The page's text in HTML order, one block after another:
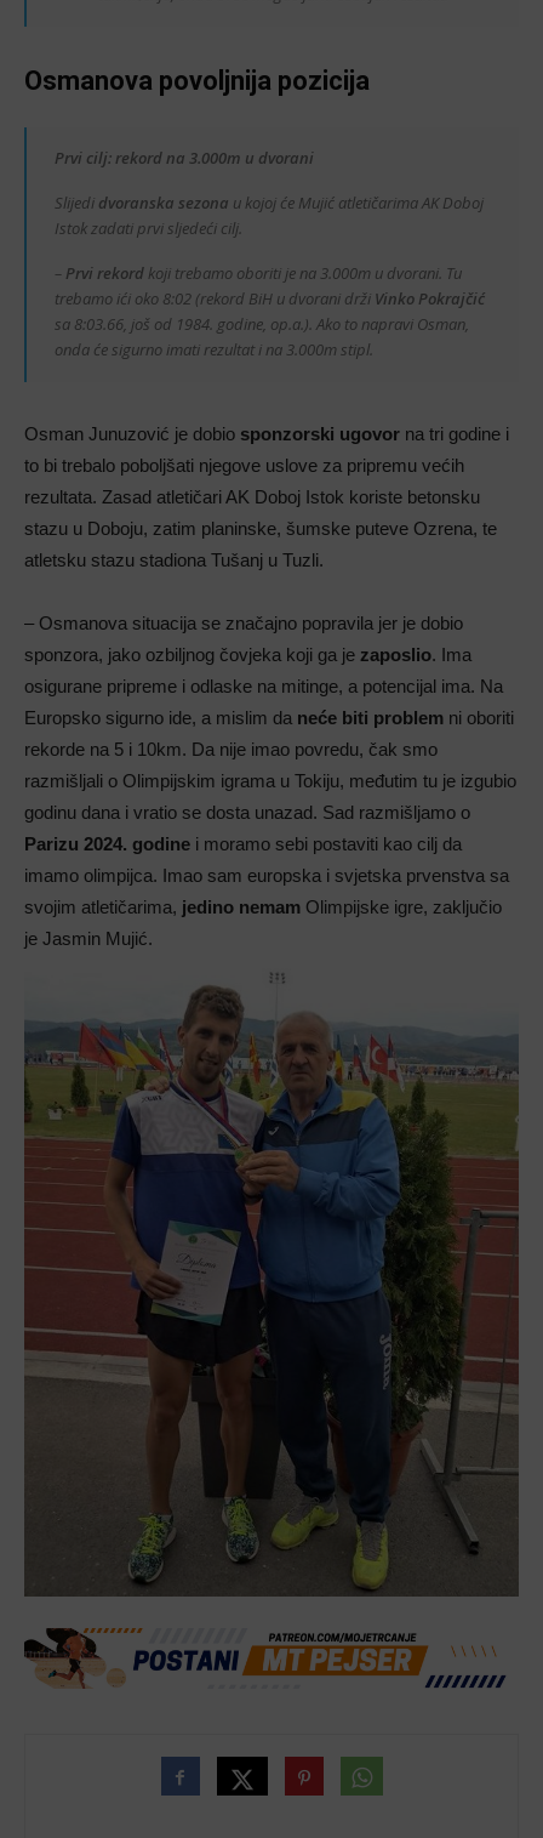
Osmanova povoljnija pozicija
Prvi cilj: rekord na 3.000m u dvorani
Slijedi dvoranska sezona u kojoj će Mujić atletičarima AK Doboj
Istok zadati prvi sljedeći cilj.
– Prvi rekord koji trebamo oboriti je na 3.000m u dvorani. Tu
trebamo ići oko 8:02 (rekord BiH u dvorani drži Vinko Pokrajčić
sa 8:03.66, još od 1984. godine, op.a.). Ako to napravi Osman,
onda će sigurno imati rezultat i na 3.000m stipl.
Osman Junuzović je dobio sponzorski ugovor na tri godine i
to bi trebalo poboljšati njegove uslove za pripremu većih
rezultata. Zasad atletičari AK Doboj Istok koriste betonsku
stazu u Doboju, zatim planinske, šumske puteve Ozrena, te
atletsku stazu stadiona Tušanj u Tuzli.
– Osmanova situacija se značajno popravila jer je dobio
sponzora, jako ozbiljnog čovjeka koji ga je zaposlio. Ima
osigurane pripreme i odlaske na mitinge, a potencijal ima. Na
Europsko sigurno ide, a mislim da neće biti problem ni oboriti
rekorde na 5 i 10km. Da nije imao povredu, čak smo
razmišljali o Olimpijskim igrama u Tokiju, međutim tu je izgubio
godinu dana i vratio se dosta unazad. Sad razmišljamo o
Parizu 2024. godine i moramo sebi postaviti kao cilj da
imamo olimpijca. Imao sam europska i svjetska prvenstva sa
svojim atletičarima, jedino nemam Olimpijske igre, zaključio
je Jasmin Mujić.